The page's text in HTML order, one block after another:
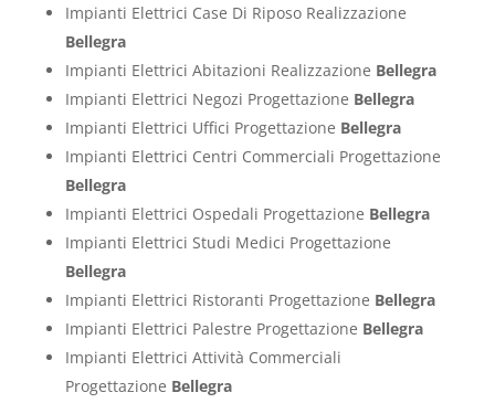
Impianti Elettrici Case Di Riposo Realizzazione
Bellegra
Impianti Elettrici Abitazioni Realizzazione Bellegra
Impianti Elettrici Negozi Progettazione Bellegra
Impianti Elettrici Uffici Progettazione Bellegra
Impianti Elettrici Centri Commerciali Progettazione
Bellegra
Impianti Elettrici Ospedali Progettazione Bellegra
Impianti Elettrici Studi Medici Progettazione
Bellegra
Impianti Elettrici Ristoranti Progettazione Bellegra
Impianti Elettrici Palestre Progettazione Bellegra
Impianti Elettrici Attività Commerciali
Progettazione Bellegra